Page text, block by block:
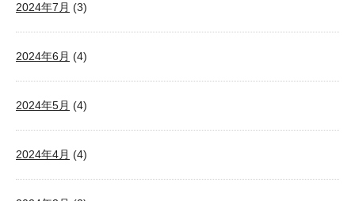
2024年7月 (3)
2024年6月 (4)
2024年5月 (4)
2024年4月 (4)